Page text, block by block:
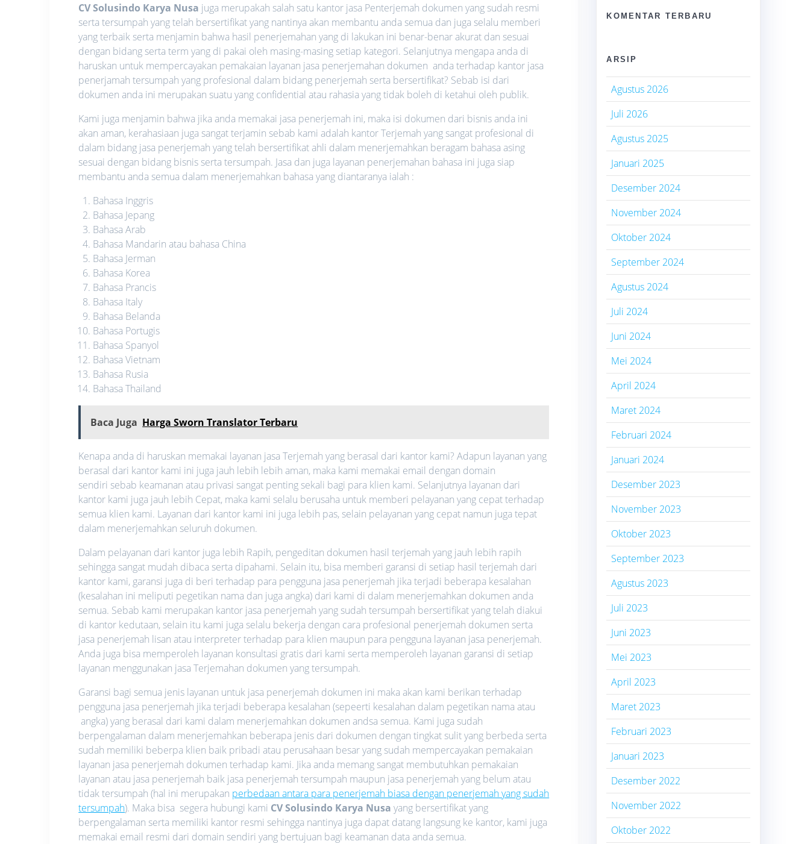
CV Solusindo Karya Nusa juga merupakah salah satu kantor jasa Penterjemah dokumen yang sudah resmi
serta tersumpah yang telah bersertifikat yang nantinya akan membantu anda semua dan juga selalu memberi
yang terbaik serta menjamin bahwa hasil penerjemahan yang di lakukan ini benar-benar akurat dan sesuai
dengan bidang serta term yang di pakai oleh masing-masing setiap kategori. Selanjutnya mengapa anda di
haruskan untuk mempercayakan pemakaian layanan jasa penerjemahan dokumen anda terhadap kantor jasa
penerjamah tersumpah yang profesional dalam bidang penerjemah serta bersertifikat? Sebab isi dari
dokumen anda ini merupakan suatu yang confidential atau rahasia yang tidak boleh di ketahui oleh publik.
Kami juga menjamin bahwa jika anda memakai jasa penerjemah ini, maka isi dokumen dari bisnis anda ini
akan aman, kerahasiaan juga sangat terjamin sebab kami adalah kantor Terjemah yang sangat profesional di
dalam bidang jasa penerjemah yang telah bersertifikat ahli dalam menerjemahkan beragam bahasa asing
sesuai dengan bidang bisnis serta tersumpah. Jasa dan juga layanan penerjemahan bahasa ini juga siap
membantu anda semua dalam menerjemahkan bahasa yang diantaranya ialah :
Bahasa Inggris
Bahasa Jepang
Bahasa Arab
Bahasa Mandarin atau bahasa China
Bahasa Jerman
Bahasa Korea
Bahasa Prancis
Bahasa Italy
Bahasa Belanda
Bahasa Portugis
Bahasa Spanyol
Bahasa Vietnam
Bahasa Rusia
Bahasa Thailand
Baca Juga Harga Sworn Translator Terbaru
Kenapa anda di haruskan memakai layanan jasa Terjemah yang berasal dari kantor kami? Adapun layanan yang
berasal dari kantor kami ini juga jauh lebih lebih aman, maka kami memakai email dengan domain
sendiri sebab keamanan atau privasi sangat penting sekali bagi para klien kami. Selanjutnya layanan dari
kantor kami juga jauh lebih Cepat, maka kami selalu berusaha untuk memberi pelayanan yang cepat terhadap
semua klien kami. Layanan dari kantor kami ini juga lebih pas, selain pelayanan yang cepat namun juga tepat
dalam menerjemahkan seluruh dokumen.
Dalam pelayanan dari kantor juga lebih Rapih, pengeditan dokumen hasil terjemah yang jauh lebih rapih
sehingga sangat mudah dibaca serta dipahami. Selain itu, bisa memberi garansi di setiap hasil terjemah dari
kantor kami, garansi juga di beri terhadap para pengguna jasa penerjemah jika terjadi beberapa kesalahan
(kesalahan ini meliputi pegetikan nama dan juga angka) dari kami di dalam menerjemahkan dokumen anda
semua. Sebab kami merupakan kantor jasa penerjemah yang sudah tersumpah bersertifikat yang telah diakui
di kantor kedutaan, selain itu kami juga selalu bekerja dengan cara profesional penerjemah dokumen serta
jasa penerjemah lisan atau interpreter terhadap para klien maupun para pengguna layanan jasa penerjemah.
Anda juga bisa memperoleh layanan konsultasi gratis dari kami serta memperoleh layanan garansi di setiap
layanan menggunakan jasa Terjemahan dokumen yang tersumpah.
Garansi bagi semua jenis layanan untuk jasa penerjemah dokumen ini maka akan kami berikan terhadap
pengguna jasa penerjemah jika terjadi beberapa kesalahan (sepeerti kesalahan dalam pegetikan nama atau
angka) yang berasal dari kami dalam menerjemahkan dokumen andsa semua. Kami juga sudah
berpengalaman dalam menerjemahkan beberapa jenis dari dokumen dengan tingkat sulit yang berbeda serta
sudah memiliki beberpa klien baik pribadi atau perusahaan besar yang sudah mempercayakan pemakaian
layanan jasa penerjemah dokumen terhadap kami. Jika anda memang sangat membutuhkan pemakaian
layanan atau jasa penerjemah baik jasa penerjemah tersumpah maupun jasa penerjemah yang belum atau
tidak tersumpah (hal ini merupakan perbedaan antara para penerjemah biasa dengan penerjemah yang sudah
tersumpah). Maka bisa segera hubungi kami CV Solusindo Karya Nusa yang bersertifikat yang
berpengalaman serta memiliki kantor resmi sehingga nantinya juga dapat datang langsung ke kantor, kami juga
memakai email resmi dari domain sendiri yang bertujuan bagi keamanan data anda semua.
KOMENTAR TERBARU
ARSIP
Agustus 2026
Juli 2026
Agustus 2025
Januari 2025
Desember 2024
November 2024
Oktober 2024
September 2024
Agustus 2024
Juli 2024
Juni 2024
Mei 2024
April 2024
Maret 2024
Februari 2024
Januari 2024
Desember 2023
November 2023
Oktober 2023
September 2023
Agustus 2023
Juli 2023
Juni 2023
Mei 2023
April 2023
Maret 2023
Februari 2023
Januari 2023
Desember 2022
November 2022
Oktober 2022